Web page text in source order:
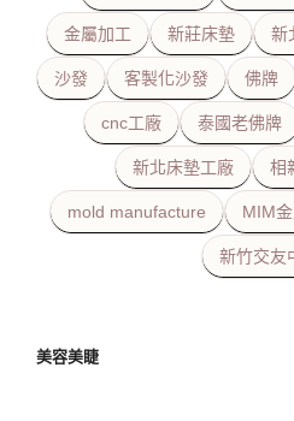
金屬加工 新莊床墊 新
沙發 客製化沙發 佛牌
cnc工廠 泰國老佛牌
新北床墊工廠 相
mold manufacture MIM
新竹交友
美容美睫